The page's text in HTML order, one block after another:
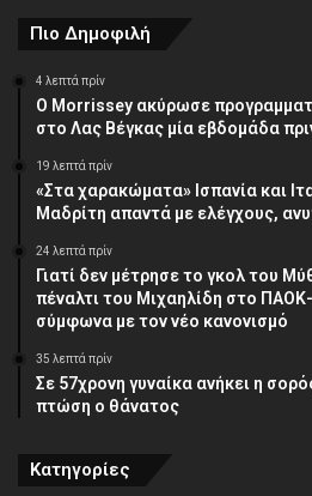
Πιο Δημοφιλή
4 λεπτά πρίν
Ο Morrissey ακύρωσε
στο Λας Βέγκας μία εβδομάδα
19 λεπτά πρίν
«Στα χαρακώματα» Ισπανία και
Μαδρίτη απαντά με ελέγχους,
24 λεπτά πρίν
Γιατί δεν μέτρησε το γκολ του
πέναλτι του Μιχαηλίδη στο ΠΑΟΚ-
σύμφωνα με τον νέο κανονισμό
35 λεπτά πρίν
Σε 57χρονη γυναίκα ανήκει η
πτώση ο θάνατος
Κατηγορίες